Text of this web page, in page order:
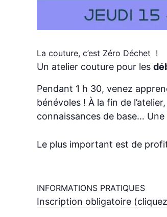
La couture, c’est Zéro Déchet !
Un atelier couture pour les
Pendant 1 h 30, venez
bénévoles ! À la fin de
connaissances de base…
Le plus important est de
INFORMATIONS PRATIQUES
Inscription obligatoire